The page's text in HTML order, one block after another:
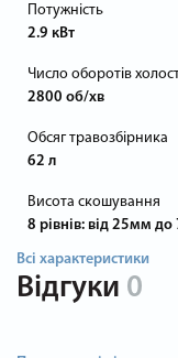
Потужність
2.9 кВт
Число оборотів
2800 об/хв
Обсяг травозбірника
62 л
Висота скошування
8 рівнів: від 25мм
Всі характеристики
Відгуки 0